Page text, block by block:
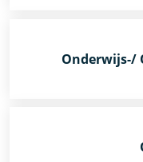
Onderwijs-/